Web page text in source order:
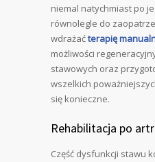
niemal natychmiast po
równolegle do
wdrażaćterapię
możliwości
stawowych oraz
wszelkich
się konieczne.
Rehabilitacja po
Część dysfunkcji stawu